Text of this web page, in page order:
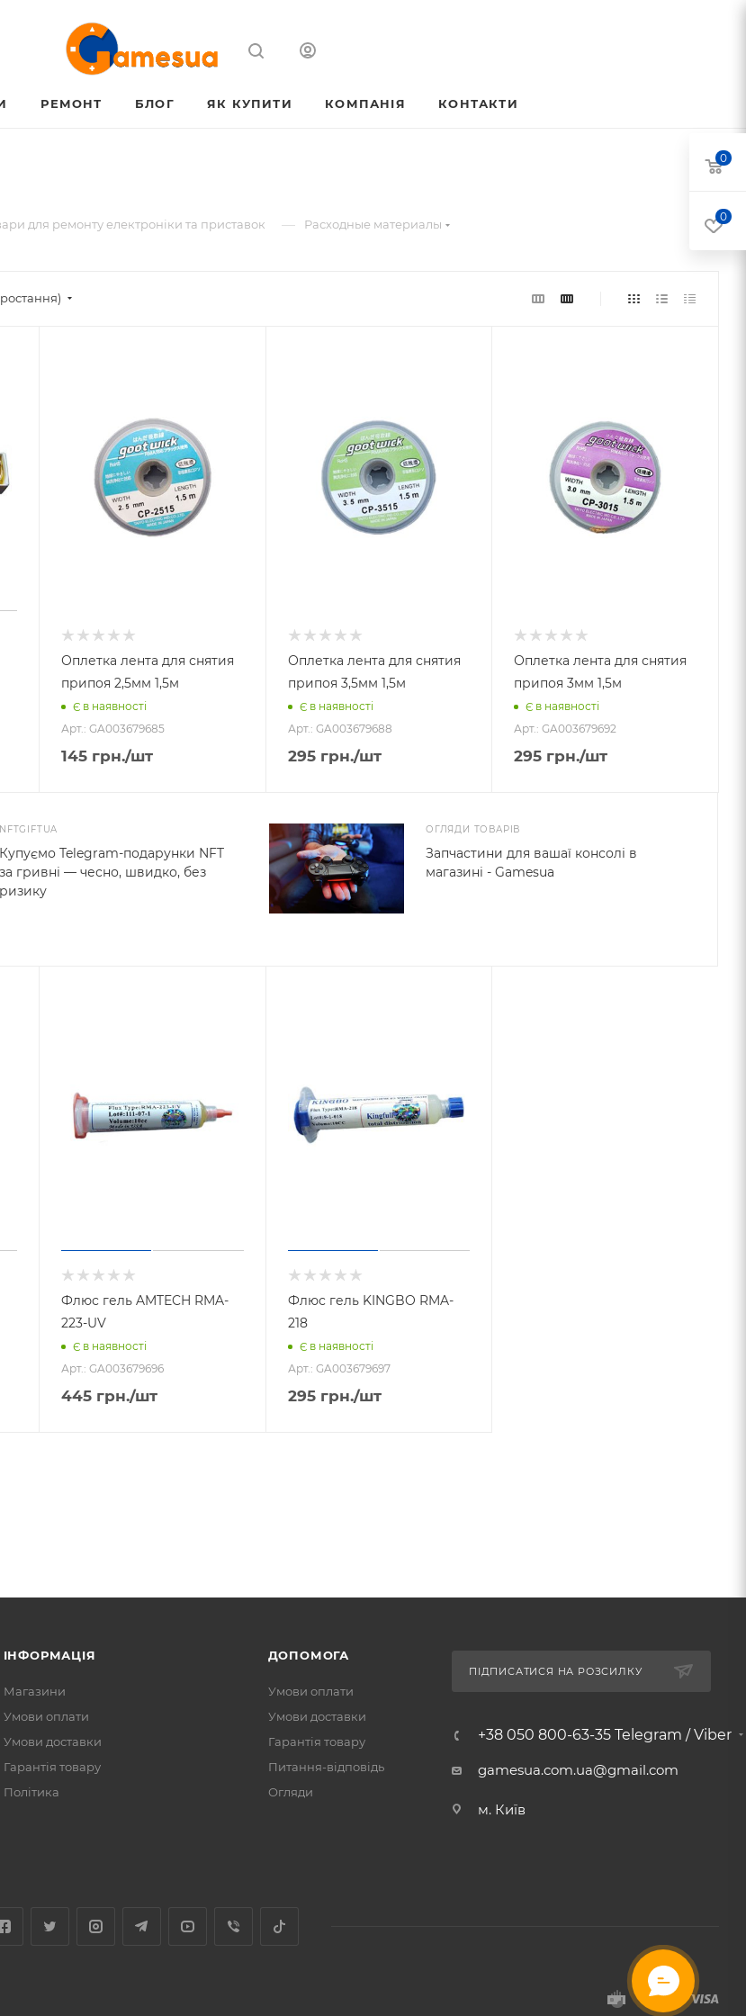
РЕМОНТ БЛОГ ЯК КУПИТИ КОМПАНІЯ КОНТАКТИ
для ремонту електроніки та приставок — Расходные материалы
Оплетка лента для снятия
припоя 2,5мм 1,5м
Є в наявності
Арт.: GA003679685
145грн./шт
Оплетка лента для снятия
припоя 3,5мм 1,5м
Є в наявності
Арт.: GA003679688
295грн./шт
Оплетка лента для снятия
припоя 3мм 1,5м
Є в наявності
Арт.: GA003679692
295 грн./шт
NFTGIFTUA
Купуємо Telegram-подарунки NFT
за гривні — чесно, швидко, без
ризику
ОГЛЯДИ ТОВАРІВ
Запчастини для вашаї консолі в
магазині - Gamesua
Флюс гель AMTECH RMA-
223-UV
Є в наявності
Арт.: GA003679696
445грн./шт
Флюс гель KINGBO RMA-
218
Є в наявності
Арт.: GA003679697
295грн./шт
ІНФОРМАЦІЯ
Магазини
Умови оплати
Умови доставки
Гарантія товару
Політика
ДОПОМОГА
Умови оплати
Умови доставки
Гарантія товару
Питання-відповідь
Огляди
ПІДПИСАТИСЯ НА РОЗСИЛКУ
+38 050 800-63-35 Telegram / Viber
gamesua.com.ua@gmail.com
м. Київ
0
0